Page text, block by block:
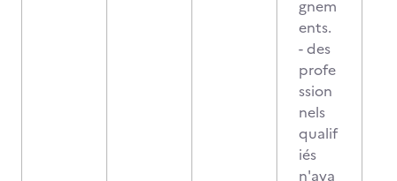
gnem
ents.
- des
profe
ssion
nels
qualif
iés
n'aya